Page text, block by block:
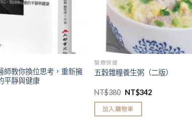
師教你換位思考，重新擁
平靜與健康
醫療保健
五穀雜糧養生粥（二版）
NT$380 NT$342
加入購物車